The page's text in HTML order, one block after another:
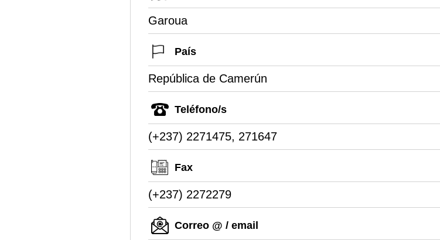
Garoua
País
República de Camerún
Teléfono/s
(+237) 2271475, 271647
Fax
(+237) 2272279
Correo @ / email